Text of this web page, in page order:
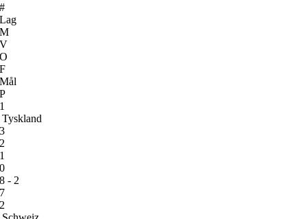
#
Lag
M
V
O
F
Mål
P
1
Tyskland
3
2
1
0
8 - 2
7
2